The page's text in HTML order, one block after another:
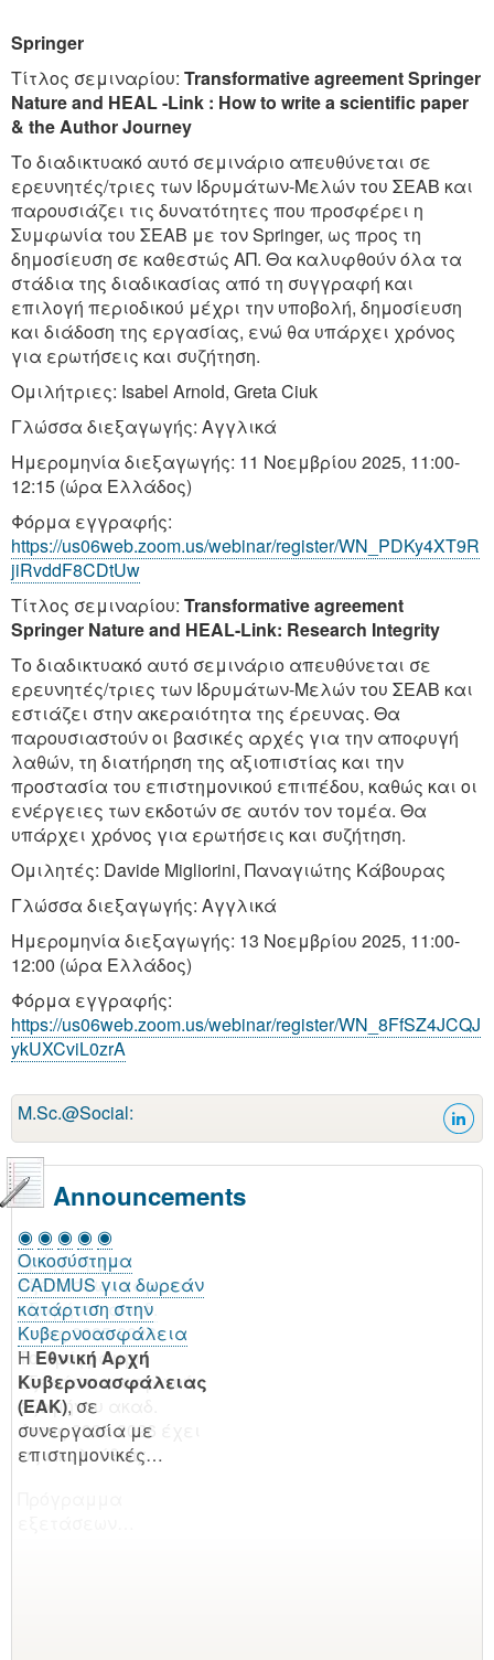
Springer
Τίτλος σεμιναρίου: Transformative agreement Springer
Nature and HEAL -Link : How to write a scientific paper
& the Author Journey
Το διαδικτυακό αυτό σεμινάριο απευθύνεται σε
ερευνητές/τριες των Ιδρυμάτων-Μελών του ΣΕΑΒ και
παρουσιάζει τις δυνατότητες που προσφέρει η
Συμφωνία του ΣΕΑΒ με τον Springer, ως προς τη
δημοσίευση σε καθεστώς ΑΠ. Θα καλυφθούν όλα τα
στάδια της διαδικασίας από τη συγγραφή και
επιλογή περιοδικού μέχρι την υποβολή, δημοσίευση
και διάδοση της εργασίας, ενώ θα υπάρχει χρόνος
για ερωτήσεις και συζήτηση.
Ομιλήτριες: Isabel Arnold, Greta Ciuk
Γλώσσα διεξαγωγής: Αγγλικά
Ημερομηνία διεξαγωγής: 11 Νοεμβρίου 2025, 11:00-
12:15 (ώρα Ελλάδος)
Φόρμα εγγραφής:
https://us06web.zoom.us/webinar/register/WN_PDKy4XT9R
jiRvddF8CDtUw
Τίτλος σεμιναρίου: Transformative agreement
Springer Nature and HEAL-Link: Research Integrity
Το διαδικτυακό αυτό σεμινάριο απευθύνεται σε
ερευνητές/τριες των Ιδρυμάτων-Μελών του ΣΕΑΒ και
εστιάζει στην ακεραιότητα της έρευνας. Θα
παρουσιαστούν οι βασικές αρχές για την αποφυγή
λαθών, τη διατήρηση της αξιοπιστίας και την
προστασία του επιστημονικού επιπέδου, καθώς και οι
ενέργειες των εκδοτών σε αυτόν τον τομέα. Θα
υπάρχει χρόνος για ερωτήσεις και συζήτηση.
Ομιλητές: Davide Migliorini, Παναγιώτης Κάβουρας
Γλώσσα διεξαγωγής: Αγγλικά
Ημερομηνία διεξαγωγής: 13 Νοεμβρίου 2025, 11:00-
12:00 (ώρα Ελλάδος)
Φόρμα εγγραφής:
https://us06web.zoom.us/webinar/register/WN_8FfSZ4JCQJ
ykUXCviL0zrA
M.Sc.@Social:
Announcements
◉ ◉ ◉ ◉ ◉
Οικοσύστημα
CADMUS για δωρεάν
κατάρτιση στην
Κυβερνοασφάλεια
H Εθνική Αρχή
Κυβερνοασφάλειας
(EAK), σε
συνεργασία με
επιστημονικές…
Πρόγραμμα
εξετάσεων εαρινού
εξαμήνου ακαδ.
έτους 2025-2026
Το πρόγραμμα
εξετάσεων εαρινού
εξαμήνου ακαδ.
έτους 2025-2026 έχει
ως ακολούθως: